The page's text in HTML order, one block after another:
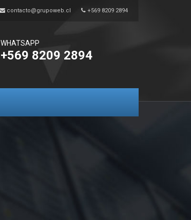
contacto@grupoweb.cl +569 8209 2894
WHATSAPP
+569 8209 2894